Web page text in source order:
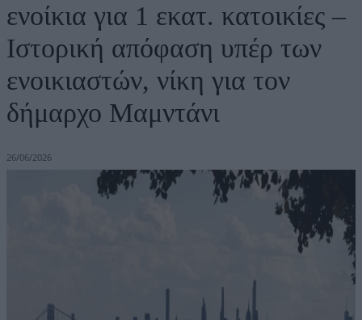
ενοίκια για 1 εκατ. κατοικίες –
Ιστορική απόφαση υπέρ των
ενοικιαστών, νίκη για τον
δήμαρχο Μαμντάνι
26/06/2026